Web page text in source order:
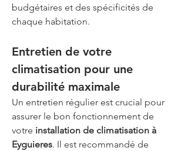
budgétaires et des spécificités de
chaque habitation.
Entretien de votre
climatisation pour une
durabilité maximale
Un entretien régulier est crucial pour
assurer le bon fonctionnement de
votre installation de climatisation à
Eyguieres. Il est recommandé de